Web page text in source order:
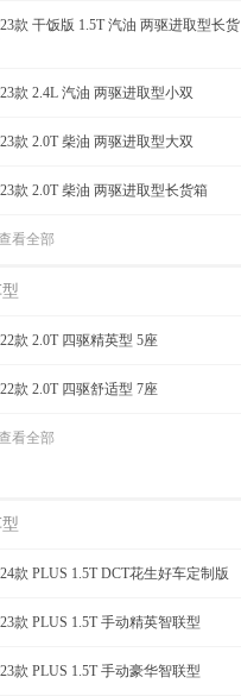
款 干饭版 1.5T 汽油 两驱进取型长货
款 2.4L 汽油 两驱进取型小双
款 2.0T 柴油 两驱进取型大双
款 2.0T 柴油 两驱进取型长货箱
看全部
款 2.0T 四驱精英型 5座
款 2.0T 四驱舒适型 7座
看全部
款 PLUS 1.5T DCT花生好车定制版
款 PLUS 1.5T 手动精英智联型
款 PLUS 1.5T 手动豪华智联型